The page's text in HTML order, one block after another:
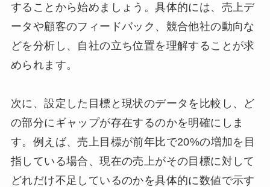
することから始めましょう。具体的には、売上デ
ータや顧客のフィードバック、競合他社の動向な
どを分析し、自社の立ち位置を理解することが求
められます。
次に、設定した目標と現状のデータを比較し、ど
の部分にギャップが存在するのかを明確にしま
す。例えば、売上目標が前年比で20%の増加を目
指している場合、現在の売上がその目標に対して
どれだけ不足しているのかを具体的に数値で示す